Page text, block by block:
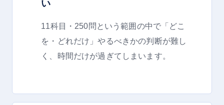
い
11科目・250問という範囲の中で「どこ
を・どれだけ」やるべきかの判断が難し
く、時間だけが過ぎてしまいます。